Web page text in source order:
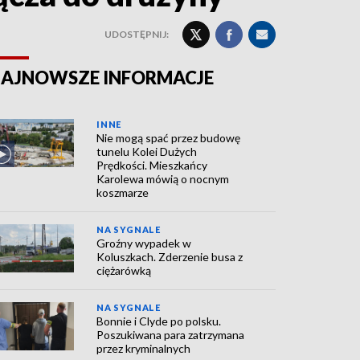
UDOSTĘPNIJ:
INFORMACJE
INNE
Nie mogą spać przez budowę
tunelu Kolei Dużych
Prędkości. Mieszkańcy
Karolewa mówią o nocnym
koszmarze
NA SYGNALE
Groźny wypadek w
Koluszkach. Zderzenie busa z
ciężarówką
NA SYGNALE
Bonnie i Clyde po polsku.
Poszukiwana para zatrzymana
przez kryminalnych